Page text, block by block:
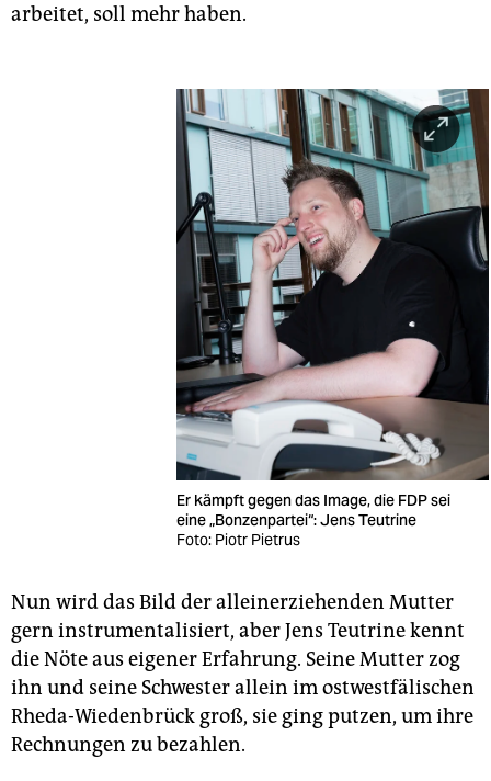
arbeitet, soll mehr haben.
Er kämpft gegen das Image, die FDP sei
eine „Bonzenpartei“: Jens Teutrine
Foto: Piotr Pietrus
Nun wird das Bild der alleinerziehenden Mutter
gern instrumentalisiert, aber Jens Teutrine kennt
die Nöte aus eigener Erfahrung. Seine Mutter zog
ihn und seine Schwester allein im ostwestfälischen
Rheda-Wiedenbrück groß, sie ging putzen, um ihre
Rechnungen zu bezahlen.